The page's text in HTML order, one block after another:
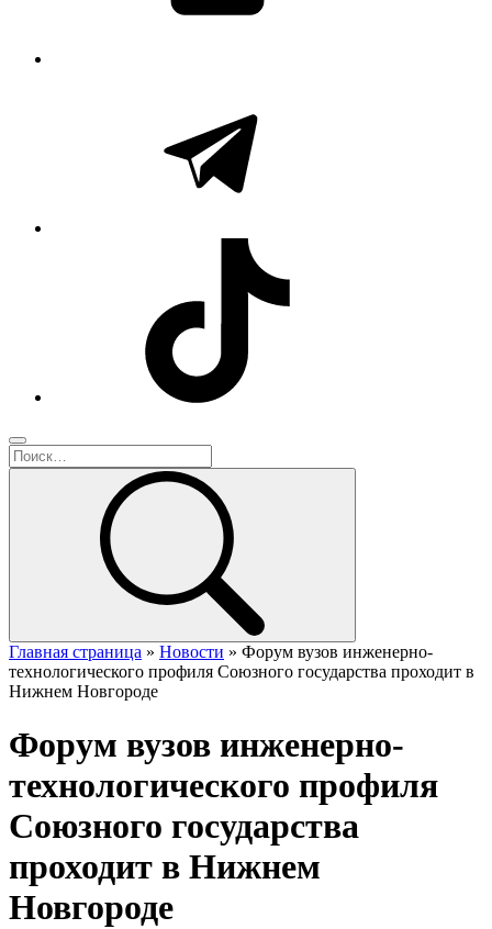
Главная страница » Новости » Форум вузов инженерно-
технологического профиля Союзного государства проходит в
Нижнем Новгороде
Форум вузов инженерно-
технологического профиля
Союзного государства
проходит в Нижнем
Новгороде